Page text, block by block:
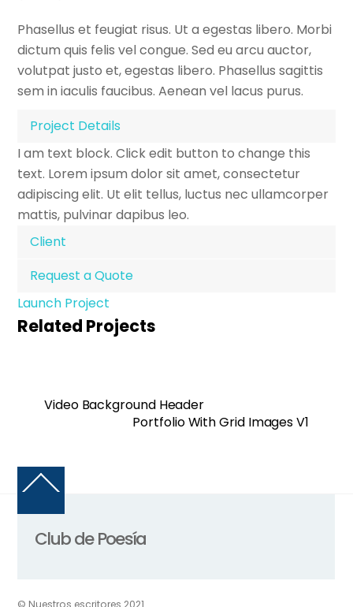
Phasellus et feugiat risus. Ut a egestas libero. Morbi
dictum quis felis vel congue. Sed eu arcu auctor,
volutpat justo et, egestas libero. Phasellus sagittis
sem in iaculis faucibus. Aenean vel lacus purus.
Project Details
I am text block. Click edit button to change this
text. Lorem ipsum dolor sit amet, consectetur
adipiscing elit. Ut elit tellus, luctus nec ullamcorper
mattis, pulvinar dapibus leo.
Client
Request a Quote
Launch Project
Related Projects
Video Background Header
Portfolio With Grid Images V1
Back
Top
Club de Poesía